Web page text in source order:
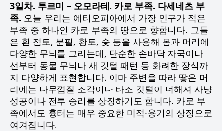
3일차. 투르미 – 오모라테. 카로 부족. 다세네츠 부
족. 오늘 우리는 에티오피아에서 가장 인구가 적은
부족 중 하나인 카로 부족의 땅으로 향합니다. 그들
은 흰 점토, 분필, 황토, 숯 등을 사용해 몸과 머리에
다양한 무늬를 그리는데, 단순한 손바닥 자국이나
선부터 동물 무늬나 새 깃털 패턴 등 화려한 장식까
지 다양하게 표현합니다. 이마 주변을 따라 땋은 머
리에는 나무껍질 조각이나 타조 깃털이 더해져 사냥
성공이나 전투 승리를 상징하기도 합니다. 카로 부
족에서도 흉터는 매우 중요한 미적·용기의 상징으로
여겨집니다.